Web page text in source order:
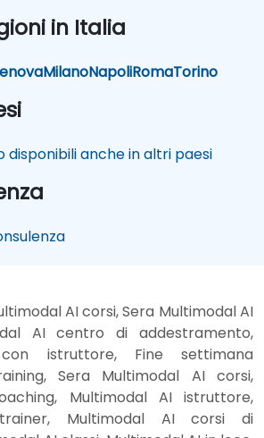
in Italia
MilanoNapoliRomaTorino
disponibili anche in altri paesi
AI corsi, Sera Multimodal AI
AI centro di addestramento,
istruttore, Fine settimana
Sera Multimodal AI corsi,
Multimodal AI istruttore,
Multimodal AI corsi di